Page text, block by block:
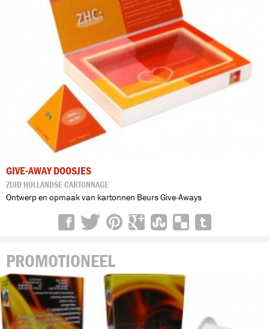
GIVE-AWAY DOOSJES
ZUID HOLLANDSE CARTONNAGE
Ontwerp en opmaak van kartonnen Beurs Give-Aways
PROMOTIONEEL